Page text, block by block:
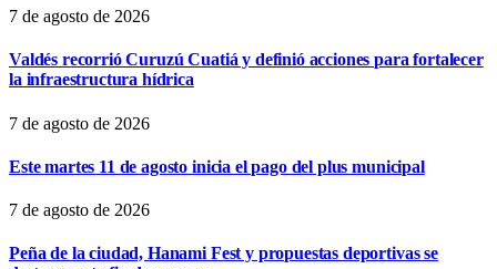
7 de agosto de 2026
Valdés recorrió Curuzú Cuatiá y definió acciones para fortalecer
la infraestructura hídrica
7 de agosto de 2026
Este martes 11 de agosto inicia el pago del plus municipal
7 de agosto de 2026
Peña de la ciudad, Hanami Fest y propuestas deportivas se